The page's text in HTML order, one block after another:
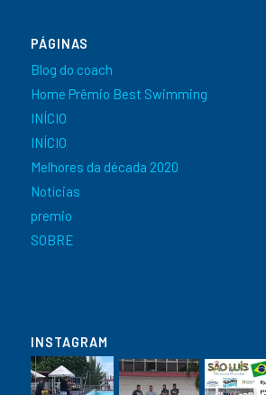
PÁGINAS
Blog do coach
Home Prêmio Best Swimming
INÍCIO
INÍCIO
Melhores da década 2020
Notícias
premio
SOBRE
INSTAGRAM